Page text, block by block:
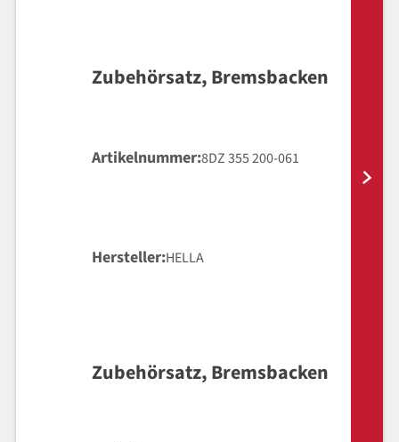
Zubehörsatz, Bremsbacken
Artikelnummer 8DZ 355 200-061
Hersteller HELLA
Zubehörsatz, Bremsbacken